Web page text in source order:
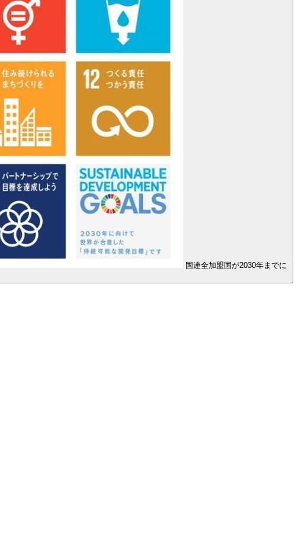
国連全加盟国が2030年までに